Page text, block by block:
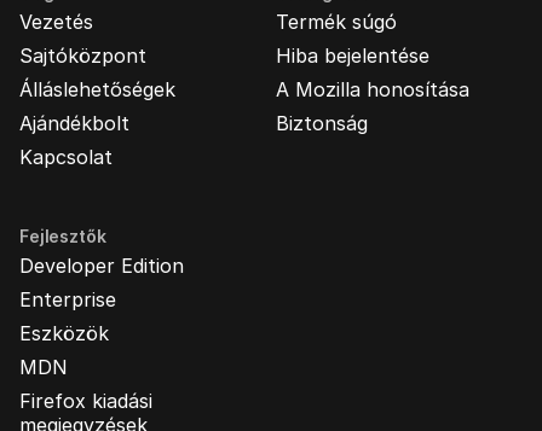
Vezetés
Sajtóközpont
Álláslehetőségek
Ajándékbolt
Kapcsolat
Termék súgó
Hiba bejelentése
A Mozilla honosítása
Biztonság
Fejlesztők
Developer Edition
Enterprise
Eszközök
MDN
Firefox kiadási
megjegyzések